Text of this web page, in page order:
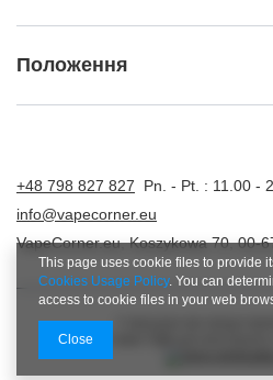
Положення
+48 798 827 827
Pn. - Pt. : 11.00 -
info@vapecorner.eu
VapeCorner.eu,Koszykowa 70,00-
This page uses cookie files to provide
Cookies Usage Policy. You can
access to cookie files in your web
Close